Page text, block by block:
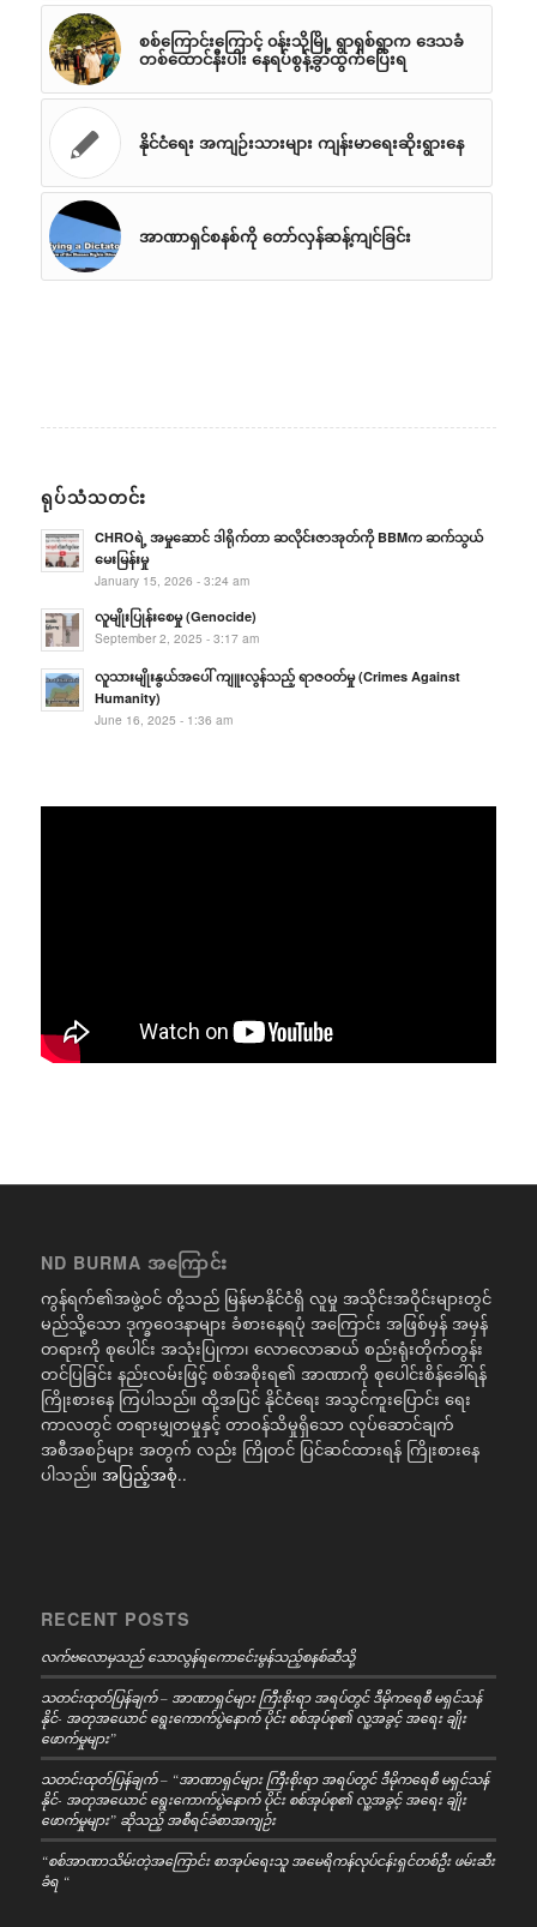
စစ်ကြောင်းကြောင့် ၀န်းသိုမြို့ ရွာရှစ်ရွာက ဒေသခံ
တစ်ထောင်နီးပါး နေရပ်စွန့်ခွာထွက်ပြေးရ
နိုင်ငံရေး အကျဉ်းသားများ ကျန်းမာရေးဆိုးရွားနေ
အာဏာရှင်စနစ်ကို တော်လှန်ဆန့်ကျင်ခြင်း
ရုပ်သံသတင်း
CHROရဲ့ အမှုဆောင် ဒါရိုက်တာ ဆလိုင်းဇာအုတ်ကို BBMက ဆက်သွယ်
မေးမြန်းမှု
January 15, 2026 - 3:24 am
လူမျိုးပြုန်းစေမှု (Genocide)
September 2, 2025 - 3:17 am
လူသားမျိုးနွယ်အပေါ် ကျူးလွန်သည့် ရာဇဝတ်မှု (Crimes Against
Humanity)
June 16, 2025 - 1:36 am
ND BURMA အကြောင်း
ကွန်ရက်၏အဖွဲ့ဝင် တို့သည် မြန်မာနိုင်ငံရှိ လူမှု အသိုင်းအဝိုင်းများတွင်
မည်သို့သော ဒုက္ခဝေဒနာများ ခံစားနေရပုံ အကြောင်း အဖြစ်မှန် အမှန်
တရားကို စုပေါင်း အသုံးပြုကာ၊ လောလောဆယ် စည်းရုံးတိုက်တွန်း
တင်ပြခြင်း နည်းလမ်းဖြင့် စစ်အစိုးရ၏ အာဏာကို စုပေါင်းစိန်ခေါ်ရန်
ကြိုးစားနေ ကြပါသည်။ ထို့အပြင် နိုင်ငံရေး အသွင်ကူးပြောင်း ရေး
ကာလတွင် တရားမျှတမှုနှင့် တာဝန်သိမှုရှိသော လုပ်ဆောင်ချက်
အစီအစဉ်များ အတွက် လည်း ကြိုတင် ပြင်ဆင်ထားရန် ကြိုးစားနေ
ပါသည်။ အပြည့်အစုံ..
RECENT POSTS
လက်ဗလောမှသည် သောလွန်ရကောင်ေးမွန်သည့်စနစ်ဆီသို့
သတင်းထုတ်ပြန်ချက် – အာဏာရှင်များ ကြီးစိုးရာ အရပ်တွင် ဒီမိုကရေစီ မရှင်သန်
နိုင်- အတုအယောင် ရွေးကောက်ပွဲနောက် ပိုင်း စစ်အုပ်စု၏ လူ့အခွင့် အရေး ချိုး
ဖောက်မှုများ”
သတင်းထုတ်ပြန်ချက် – “အာဏာရှင်များ ကြီးစိုးရာ အရပ်တွင် ဒီမိုကရေစီ မရှင်သန်
နိုင်- အတုအယောင် ရွေးကောက်ပွဲနောက် ပိုင်း စစ်အုပ်စု၏ လူ့အခွင့် အရေး ချိုး
ဖောက်မှုများ” ဆိုသည့် အစီရင်ခံစာအကျဉ်း
“စစ်အာဏာသိမ်းတဲ့အကြောင်း စာအုပ်ရေးသူ အမေရိကန်လုပ်ငန်းရှင်တစ်ဦး ဖမ်းဆီး
ခံရ “